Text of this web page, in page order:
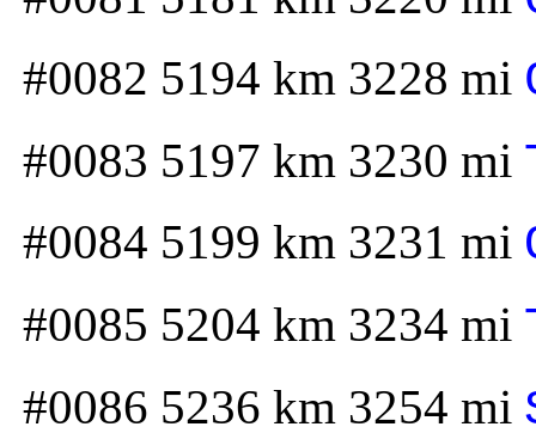
#0082 5194 km 3228 mi
#0083 5197 km 3230 mi
#0084 5199 km 3231 mi
#0085 5204 km 3234 mi
#0086 5236 km 3254 mi